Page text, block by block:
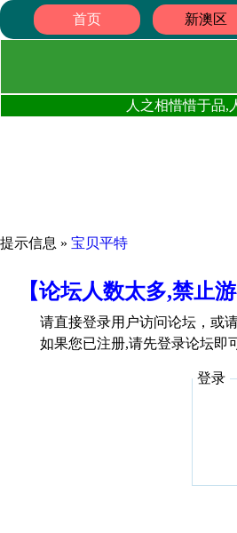
首页 新澳区
人之相惜惜于品,
提示信息 » 宝贝平特
【论坛人数太多,禁止
请直接登录用户访问论坛，或
如果您已注册,请先登录论坛即
登录